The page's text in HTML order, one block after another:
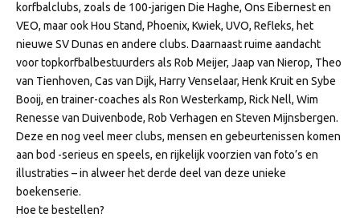
korfbalclubs, zoals de 100-jarigen Die Haghe, Ons Eibernest en
VEO, maar ook Hou Stand, Phoenix, Kwiek, UVO, Refleks, het
nieuwe SV Dunas en andere clubs. Daarnaast ruime aandacht
voor topkorfbalbestuurders als Rob Meijer, Jaap van Nierop, Theo
van Tienhoven, Cas van Dijk, Harry Venselaar, Henk Kruit en Sybe
Booij, en trainer-coaches als Ron Westerkamp, Rick Nell, Wim
Renesse van Duivenbode, Rob Verhagen en Steven Mijnsbergen.
Deze en nog veel meer clubs, mensen en gebeurtenissen komen
aan bod -serieus en speels, en rijkelijk voorzien van foto’s en
illustraties – in alweer het derde deel van deze unieke
boekenserie.
Hoe te bestellen?